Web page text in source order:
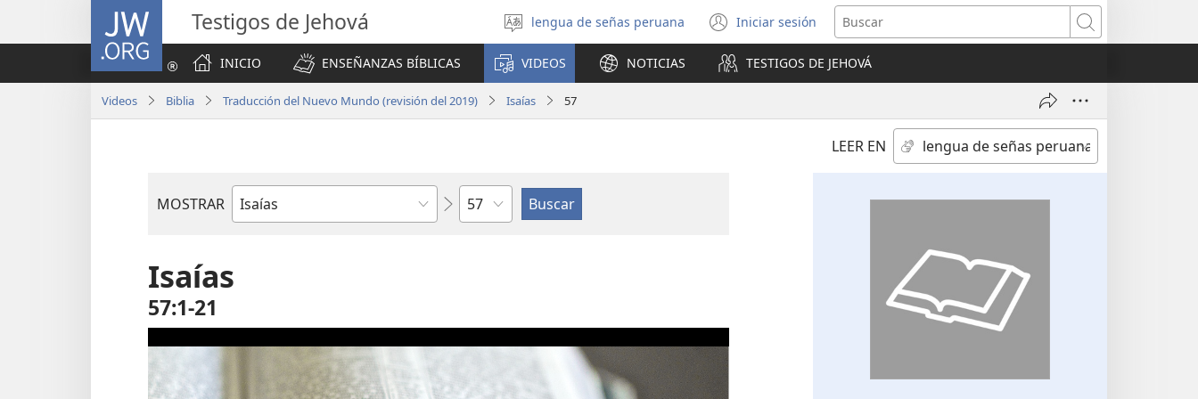
JW.ORG Testigos de Jehová
Idioma
escoger
lengua de señas peruana Iniciar sesión
(abre
una
nueva
ventana)
Buscar
INICIO
ENSEÑANZAS BÍBLICAS VIDEOS NOTICIAS TESTIGOS DE JEHOVÁ
Videos Biblia Traducción del Nuevo Mundo (revisión del 2019) Isaías 57
LEER EN
MOSTRAR
Libro
Biblia
Capítulo
Isaías
57:1-21